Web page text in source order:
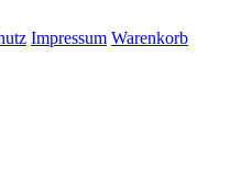
Impressum Warenkorb